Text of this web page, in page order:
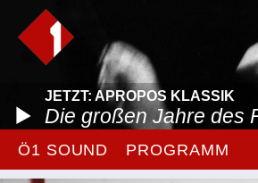
JETZT: APROPOS KLASSIK
Die großen Jahre des
Ö1 SOUND PROGRAMM